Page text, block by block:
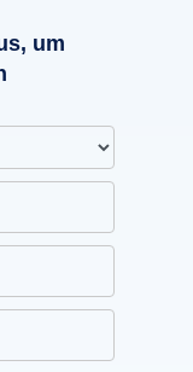
um